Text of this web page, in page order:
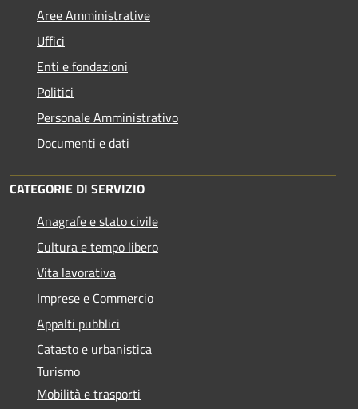
Aree Amministrative
Uffici
Enti e fondazioni
Politici
Personale Amministrativo
Documenti e dati
CATEGORIE DI SERVIZIO
Anagrafe e stato civile
Cultura e tempo libero
Vita lavorativa
Imprese e Commercio
Appalti pubblici
Catasto e urbanistica
Turismo
Mobilità e trasporti